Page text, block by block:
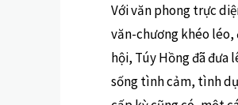
Với văn phong trực
văn-chương khéo léo,
hội, Túy Hồng đã đưa
sống tình cảm, tình